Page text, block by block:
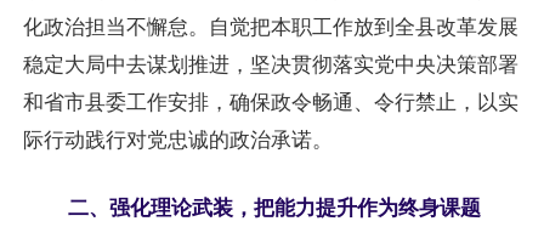
化政治担当不懈怠。自觉把本职工作放到全县改革发展
稳定大局中去谋划推进，坚决贯彻落实党中央决策部署
和省市县委工作安排，确保政令畅通、令行禁止，以实
际行动践行对党忠诚的政治承诺。
二、强化理论武装，把能力提升作为终身课题